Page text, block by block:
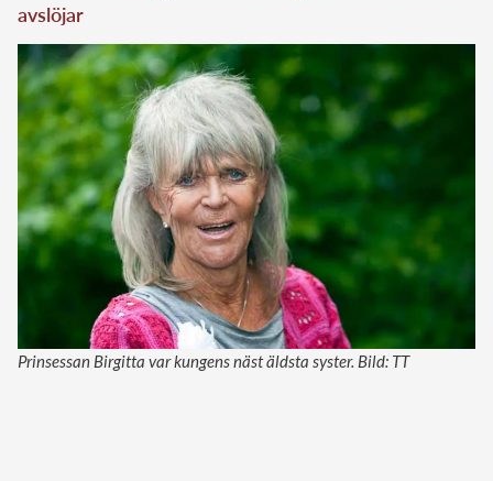
avslöjar
Prinsessan Birgitta var kungens näst äldsta syster. Bild: TT